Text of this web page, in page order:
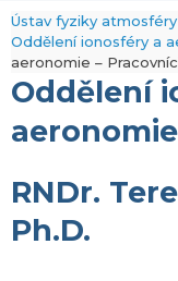
Ústav fyziky atmosféry
Oddělení ionosféry a
aeronomie –
Oddělení
RNDr.
Ph.D.